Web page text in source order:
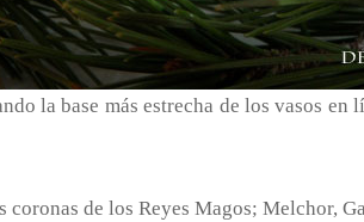
la base más estrecha de los vasos
coronas de los Reyes Magos; Melchor,